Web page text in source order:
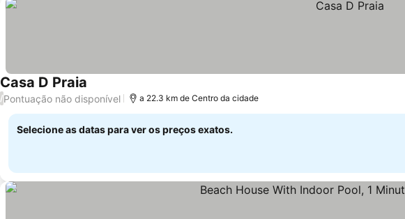
Casa D Praia Ver preços
/Pontuação não disponível a 22.3 km de Centro da cidade
Selecione as datas para ver os preços exatos.